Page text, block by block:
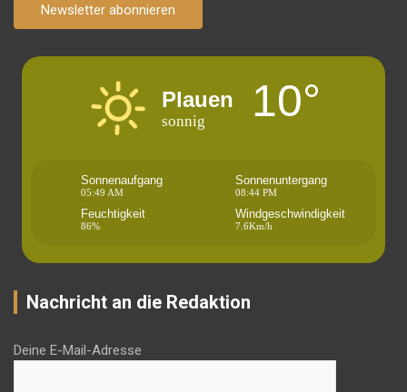
Newsletter abonnieren
Plauen
sonnig 10°
Sonnenaufgang
05:49 AM
Sonnenuntergang
08:44 PM
Feuchtigkeit
86%
Windgeschwindigkeit
7.6Km/h
Nachricht an die Redaktion
Deine E-Mail-Adresse